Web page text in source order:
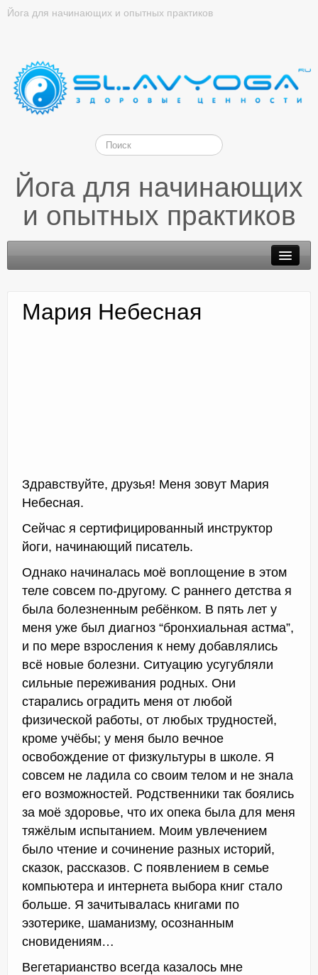
Йога для начинающих и опытных практиков
Йога для начинающих
и опытных практиков
Триггерные точки
Мария Небесная
Здравствуйте, друзья! Меня зовут Мария
Небесная.
Сейчас я сертифицированный инструктор
йоги, начинающий писатель.
Однако начиналась моё воплощение в этом
теле совсем по-другому. С раннего детства я
была болезненным ребёнком. В пять лет у
меня уже был диагноз “бронхиальная астма”,
и по мере взросления к нему добавлялись
всё новые болезни. Ситуацию усугубляли
сильные переживания родных. Они
старались оградить меня от любой
физической работы, от любых трудностей,
кроме учёбы; у меня было вечное
освобождение от физкультуры в школе. Я
совсем не ладила со своим телом и не знала
его возможностей. Родственники так боялись
за моё здоровье, что их опека была для меня
тяжёлым испытанием. Моим увлечением
было чтение и сочинение разных историй,
сказок, рассказов. С появлением в семье
компьютера и интернета выбора книг стало
больше. Я зачитывалась книгами по
эзотерике, шаманизму, осознанным
сновидениям…
Вегетарианство всегда казалось мне